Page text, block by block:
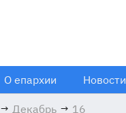
О епархии Новости
→ Декабрь → 16